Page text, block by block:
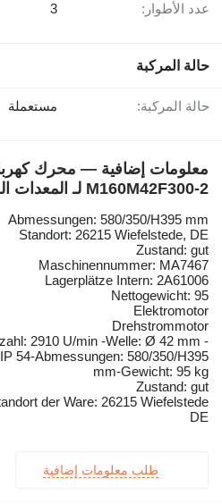
عدد الأطوار: 3
حالة المركبة
حالة المركبة: مستعملة
M160M42F300-2 لـ المعدات الصناعية
Abmessungen: 580/350/H395 mm
Standort: 26215 Wiefelstede, DE
Zustand: gut
Maschinennummer: MA7467
Lagerplätze Intern: 2A61006
Nettogewicht: 95
Elektromotor
Drehstrommotor
2910 U/min -Welle: Ø 42 mm -
54-Abmessungen: 580/350/H395
mm-Gewicht: 95 kg
Zustand: gut
der Ware: 26215 Wiefelstede
DE
طلب معلومات إضافية